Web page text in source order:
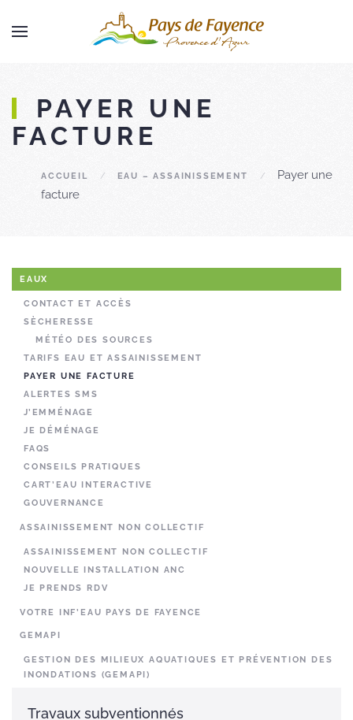
Skip to main content
PAYER UNE
FACTURE
ACCUEIL EAU – ASSAINISSEMENT
Payer une
facture
EAUX
CONTACT ET ACCÈS
SÈCHERESSE
MÉTÉO DES SOURCES
TARIFS EAU ET ASSAINISSEMENT
PAYER UNE FACTURE
ALERTES SMS
J’EMMÉNAGE
JE DÉMÉNAGE
FAQS
CONSEILS PRATIQUES
CART’EAU INTERACTIVE
GOUVERNANCE
ASSAINISSEMENT NON COLLECTIF
ASSAINISSEMENT NON COLLECTIF
NOUVELLE INSTALLATION ANC
JE PRENDS RDV
VOTRE INF’EAU PAYS DE FAYENCE
GEMAPI
GESTION DES MILIEUX AQUATIQUES ET PRÉVENTION DES
INONDATIONS (GEMAPI)